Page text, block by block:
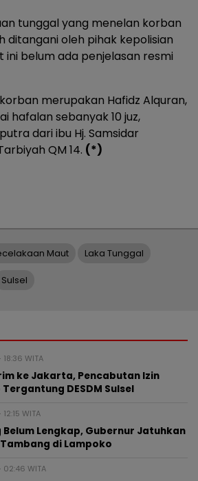
tunggal yang menelan korban
ditangani oleh pihak kepolisian
ini belum ada penjelasan resmi
merupakan Hafidz Alquran,
hafalan sebanyak 10 juz,
dari ibu Hj. Samsidar
QM 14. (*)
Maut Laka Tunggal
Sulsel
WITA
ke Jakarta, Pencabutan Izin
DESDM Sulsel
WITA
Lengkap, Gubernur Jatuhkan
di Lampoko
WITA